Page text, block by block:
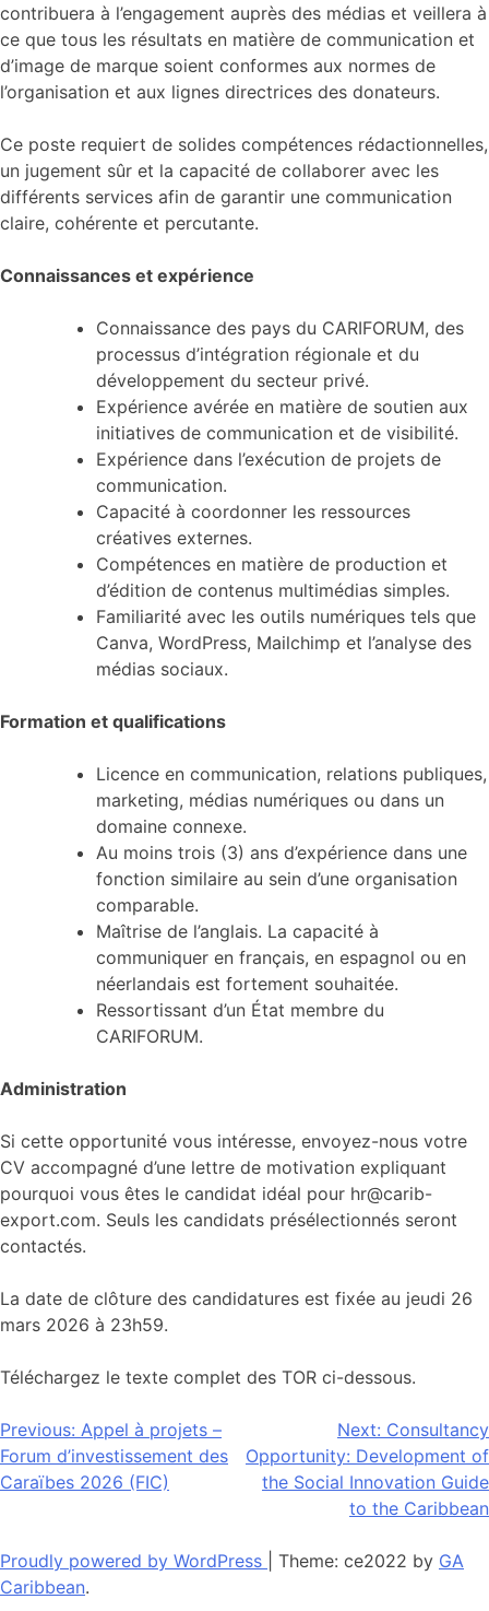
contribuera à l’engagement auprès des médias et veillera à
ce que tous les résultats en matière de communication et
d’image de marque soient conformes aux normes de
l’organisation et aux lignes directrices des donateurs.
Ce poste requiert de solides compétences rédactionnelles,
un jugement sûr et la capacité de collaborer avec les
différents services afin de garantir une communication
claire, cohérente et percutante.
Connaissances et expérience
Connaissance des pays du CARIFORUM, des
processus d’intégration régionale et du
développement du secteur privé.
Expérience avérée en matière de soutien aux
initiatives de communication et de visibilité.
Expérience dans l’exécution de projets de
communication.
Capacité à coordonner les ressources
créatives externes.
Compétences en matière de production et
d’édition de contenus multimédias simples.
Familiarité avec les outils numériques tels que
Canva, WordPress, Mailchimp et l’analyse des
médias sociaux.
Formation et qualifications
Licence en communication, relations publiques,
marketing, médias numériques ou dans un
domaine connexe.
Au moins trois (3) ans d’expérience dans une
fonction similaire au sein d’une organisation
comparable.
Maîtrise de l’anglais. La capacité à
communiquer en français, en espagnol ou en
néerlandais est fortement souhaitée.
Ressortissant d’un État membre du
CARIFORUM.
Administration
Si cette opportunité vous intéresse, envoyez-nous votre
CV accompagné d’une lettre de motivation expliquant
pourquoi vous êtes le candidat idéal pour hr@carib-
export.com. Seuls les candidats présélectionnés seront
contactés.
La date de clôture des candidatures est fixée au jeudi 26
mars 2026 à 23h59.
Téléchargez le texte complet des TOR ci-dessous.
Navigation
de
Previous: Appel à projets –
Forum d’investissement des
Caraïbes 2026 (FIC)
Next: Consultancy
Opportunity: Development of
the Social Innovation Guide
to the Caribbean
Proudly powered by WordPress Theme: ce2022 by GA
Caribbean.